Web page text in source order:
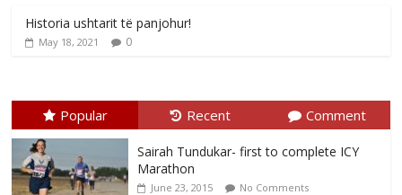
Historia ushtarit të panjohur!
May 18, 2021 0
Popular Recent Comment
Sairah Tundukar- first to complete ICY
Marathon
June 23, 2015 No Comments